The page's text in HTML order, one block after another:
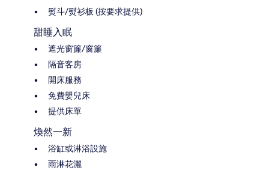
熨斗/熨衫板 (按要求提供)
甜睡入眠
遮光窗簾/窗簾
隔音客房
開床服務
免費嬰兒床
提供床單
煥然一新
浴缸或淋浴設施
雨淋花灑